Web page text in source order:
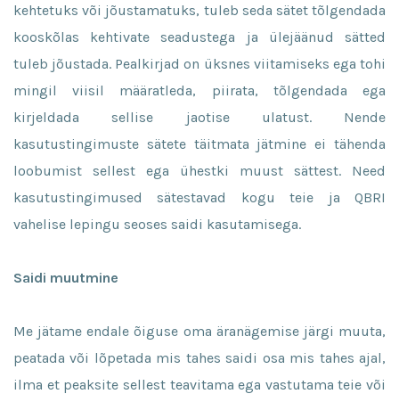
kehtetuks või jõustamatuks, tuleb seda sätet tõlgendada
kooskõlas kehtivate seadustega ja ülejäänud sätted
tuleb jõustada. Pealkirjad on üksnes viitamiseks ega tohi
mingil viisil määratleda, piirata, tõlgendada ega
kirjeldada sellise jaotise ulatust. Nende
kasutustingimuste sätete täitmata jätmine ei tähenda
loobumist sellest ega ühestki muust sättest. Need
kasutustingimused sätestavad kogu teie ja QBRI
vahelise lepingu seoses saidi kasutamisega.
Saidi muutmine
Me jätame endale õiguse oma äranägemise järgi muuta,
peatada või lõpetada mis tahes saidi osa mis tahes ajal,
ilma et peaksite sellest teavitama ega vastutama teie või